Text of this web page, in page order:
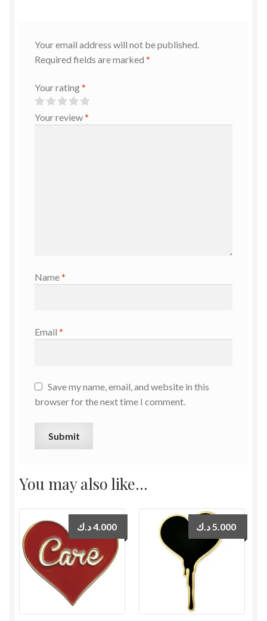
Your email address will not be published.
Required fields are marked *
Your rating*
Your review*
Name*
Email *
Save my name, email, and website in this
browser for the next time I comment.
You may also like…
4.000د.ك 5.000د.ك